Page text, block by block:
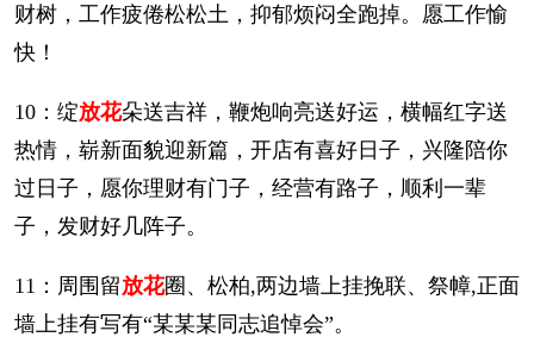
财树，工作疲倦松松土，抑郁烦闷全跑掉。愿工作愉
快！
10：绽放花朵送吉祥，鞭炮响亮送好运，横幅红字送
热情，崭新面貌迎新篇，开店有喜好日子，兴隆陪你
过日子，愿你理财有门子，经营有路子，顺利一辈
子，发财好几阵子。
11：周围留放花圈、松柏,两边墙上挂挽联、祭幛,正面
墙上挂有写有“某某某同志追悼会”。